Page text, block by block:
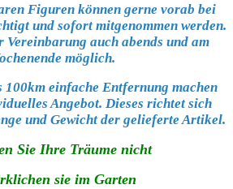
Figuren können gerne vorab bei
und sofort mitgenommen werden.
Vereinbarung auch abends und am
möglich.
einfache Entfernung machen
Angebot. Dieses richtet sich
und Gewicht der gelieferte Artikel.
Sie Ihre Träume nicht
sie im Garten